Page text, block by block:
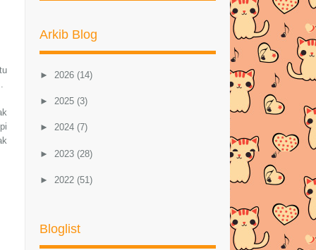
Arkib Blog
► 2026 (14)
► 2025 (3)
► 2024 (7)
► 2023 (28)
► 2022 (51)
►2020(57)
Bloglist